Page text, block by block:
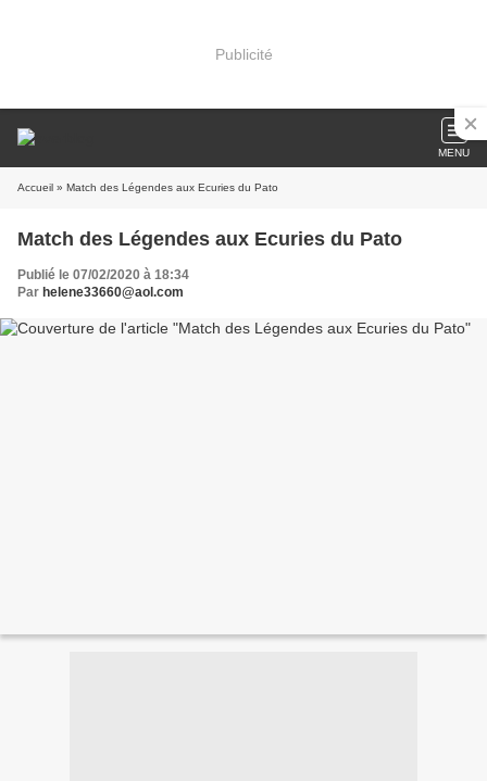
Publicité
MENU
Accueil » Match des Légendes aux Ecuries du Pato
Match des Légendes aux Ecuries du Pato
Publié le 07/02/2020 à 18:34
Par helene33660@aol.com